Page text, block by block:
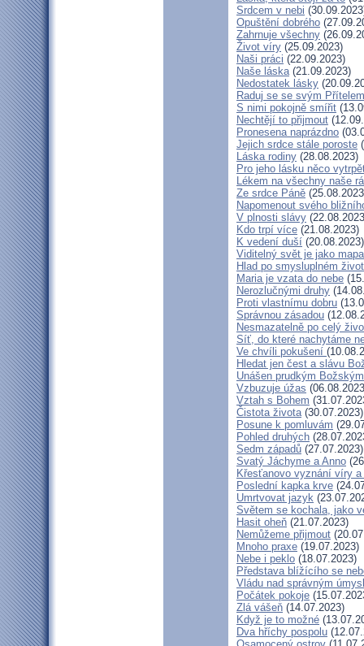
Srdcem v nebi
Opuštění dobrého
Zahrnuje všechny
Život víry (25.09.2023)
Naši práci (22.09.2023)
Naše láska(21.09.2023)
Nedostatek lásky
Raduj se se svým Přítelem
S nimi pokojně smířit
Nechtějí to přijmout
Pronesena naprázdno
Jejich srdce stále poroste
Láska rodiny (28.08.2023)
Pro jeho lásku něco
Lékem na všechny naše
Ze srdce Páně
Napomenout svého
V plnosti slávy
Kdo trpí více (21.08.2023)
K vedení duší (20.08.2023)
Viditelný svět je jako mapa
Hlad po smysluplném
Maria je vzata do nebe
Nerozlučnými druhy
Proti vlastnímu dobru
Správnou zásadou
Nesmazatelně po celý
Síť, do které nachytáme
Ve chvíli pokušení
Hledat jen čest a slávu
Unášen prudkým
Vzbuzuje úžas
Vztah s Bohem
Čistota života(30.07.2023)
Posune k pomluvám
Pohled druhých
Sedm západů (27.07.2023)
Svatý Jáchyme a Anno
Křesťanovo vyznání víry
Poslední kapka krve
Umrtvovat jazyk
Světem se kochala, jako
Hasit oheň (21.07.2023)
Nemůžeme přijmout
Mnoho praxe (19.07.2023)
Nebe i peklo (18.07.2023)
Představa blížícího se
Vládu nad správným
Počátek pokoje
Zlá vášeň (14.07.2023)
Když je to možné
Dva hříchy pospolu